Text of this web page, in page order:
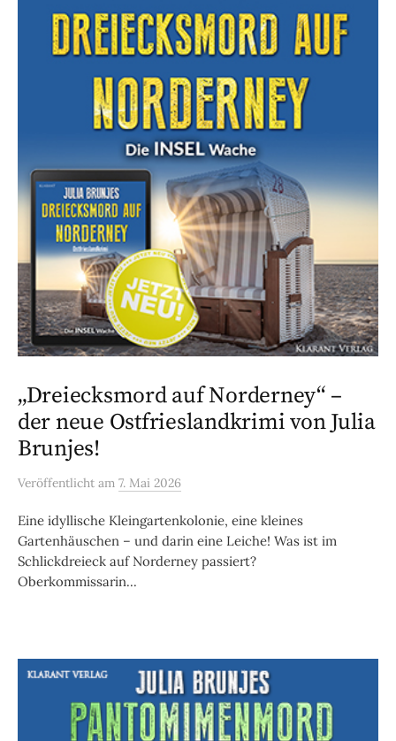
„Dreiecksmord auf Norderney“ –
der neue Ostfrieslandkrimi von Julia
Brunjes!
Veröffentlicht am 7. Mai 2026
Eine idyllische Kleingartenkolonie, eine kleines
Gartenhäuschen – und darin eine Leiche! Was ist im
Schlickdreieck auf Norderney passiert?
Oberkommissarin...